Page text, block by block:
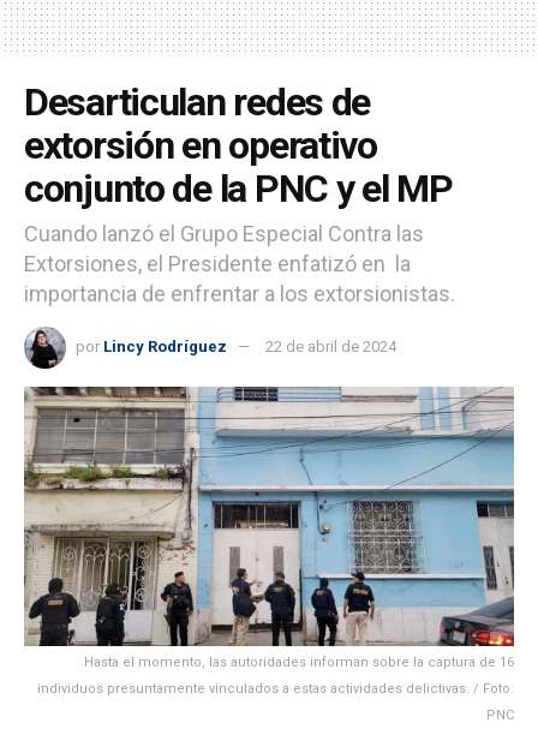
Desarticulan redes de
extorsión en operativo
conjunto de la PNC y el MP
Cuando lanzó el Grupo Especial Contra las
Extorsiones, el Presidente enfatizó en la
importancia de enfrentar a los extorsionistas.
por Lincy Rodríguez 22 de abril de 2024
Hasta el momento, las autoridades informan sobre la captura de 16
individuos presuntamente vinculados a estas actividades delictivas. / Foto:
PNC